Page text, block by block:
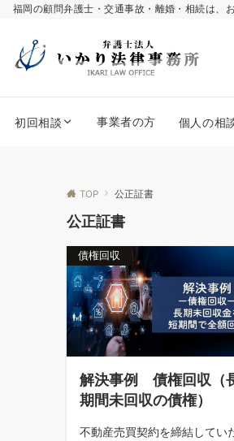
福岡の顧問弁護士・交通事故・離婚・相続は、
初回相談 事業者の方 個人の相
TOP 公正証書
公正証書
債権回収
解決事例 債権回収（
期間未回収の債権）
不動産売買契約を締結してい